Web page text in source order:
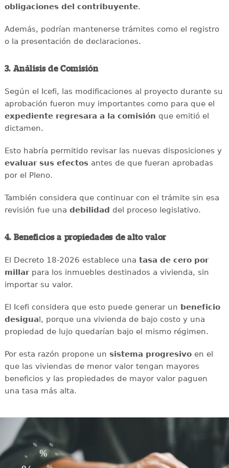
obligaciones del contribuyente.
Además, podrían mantenerse trámites como el registro
o la presentación de declaraciones.
3. Análisis de Comisión
Según el Icefi, las modificaciones al proyecto durante su
aprobación fueron muy importantes como para que el
expediente regresara a la comisión que emitió el
dictamen.
Esto habría permitido revisar las nuevas disposiciones y
evaluar sus efectosantes de que fueran aprobadas
por el Pleno.
También considera que continuar con el trámite sin esa
revisión fue una debilidad del proceso legislativo.
4. Beneficios a propiedades de alto valor
El Decreto 18-2026 establece una tasa de cero por
millarpara los inmuebles destinados a vivienda, sin
importar su valor.
El Icefi considera que esto puede generar un beneficio
desigua l, porque una vivienda de bajo costo y una
propiedad de lujo quedarían bajo el mismo régimen.
Por esta razón propone un sistema progresivoen el
que las viviendas de menor valor tengan mayores
beneficios y las propiedades de mayor valor paguen
una tasa más alta.